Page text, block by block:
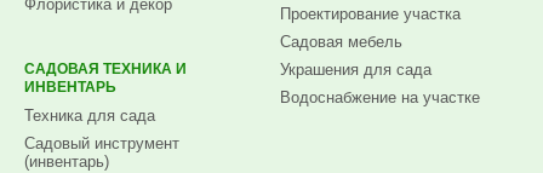
Флористика и декор
САДОВАЯ ТЕХНИКА И
ИНВЕНТАРЬ
Техника для сада
Садовый инструмент
(инвентарь)
Проектирование участка
Садовая мебель
Украшения для сада
Водоснабжение на участке